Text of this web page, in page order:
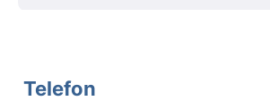
Telefon